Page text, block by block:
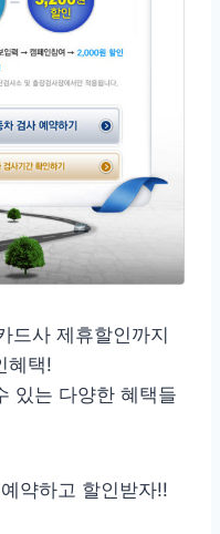
드사 제휴할인까지
혜택!
있는 다양한 혜택들
약하고 할인받자!!